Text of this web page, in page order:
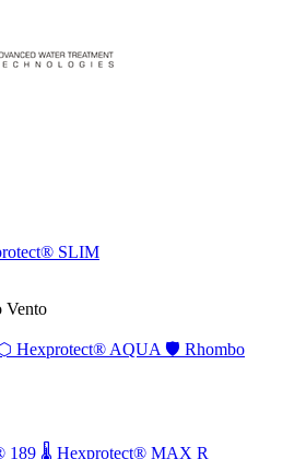
SLIM
Vento
Hexprotect® AQUA 🛡️ Rhombo
189 🌡️ Hexprotect® MAX R